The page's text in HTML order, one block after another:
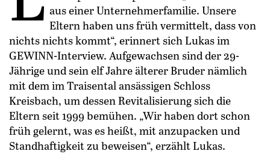
aus einer Unternehmerfamilie. Unsere
Eltern haben uns früh vermittelt, dass von
nichts nichts kommt“, erinnert sich Lukas im
GEWINN-Interview. Aufgewachsen sind der 29-
Jährige und sein elf Jahre älterer Bruder nämlich
mit dem im Traisental ansässigen Schloss
Kreisbach, um dessen Revitalisierung sich die
Eltern seit 1999 bemühen. „Wir haben dort schon
früh gelernt, was es heißt, mit anzupacken und
Standhaftigkeit zu beweisen“, ­erzählt Lukas.